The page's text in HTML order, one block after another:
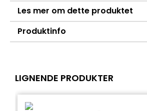
Les mer om dette produktet
Produktinfo
LIGNENDE PRODUKTER